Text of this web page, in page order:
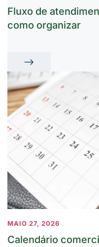
Fluxo de
como organizar
MAIO 27, 2026
Calendário